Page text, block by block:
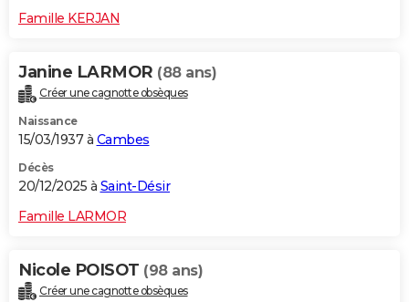
Famille KERJAN
Janine LARMOR (88 ans)
Créer une cagnotte obsèques
Naissance
15/03/1937 à Cambes
Décès
20/12/2025 à Saint-Désir
Famille LARMOR
Nicole POISOT (98 ans)
Créer une cagnotte obsèques